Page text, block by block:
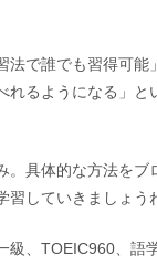
法で誰でも習得可能
れるようになる」と
。具体的な方法をブ
習していきましょう
級、TOEIC960、語